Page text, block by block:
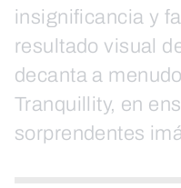
insignificancia y
resultado visual
decanta a
Tranquillity, en
sorprendentes